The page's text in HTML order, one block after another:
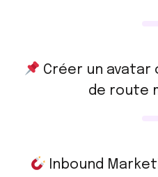
Créer un avatar
de route
Inbound